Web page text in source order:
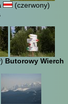
(czerwony)
Butorowy Wierch